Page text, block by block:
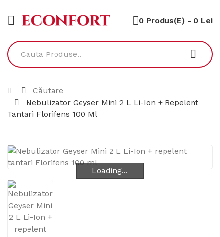
0 Produs(e) - 0 Lei
Căutare
Nebulizator Geyser Mini 2 L Li-Ion + Repelent
Tantari Florifens 100 Ml
Loading...
Loading...